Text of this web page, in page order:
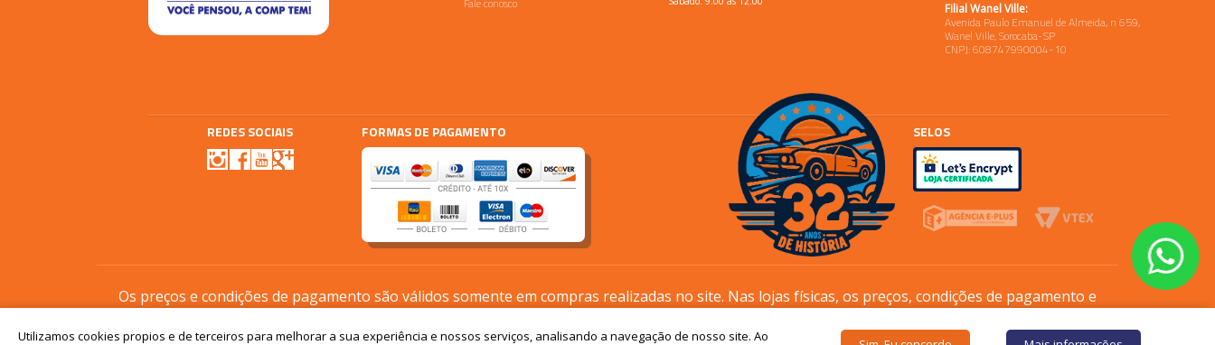
Fale conosco Filial Wanel Ville:
Avenida Paulo Emanuel de Almeida, n 659,
Wanel Ville, Sorocaba-SP
CNPJ: 608747990004-10
REDES SOCIAIS FORMAS DE PAGAMENTO SELOS
Os preços e condições de pagamento são válidos somente em compras realizadas no site. Nas lojas físicas, os preços, condições de pagamento e
Utilizamos cookies propios e de terceiros para melhorar a sua experiência e nossos serviços, analisando a navegação de nosso site. Ao